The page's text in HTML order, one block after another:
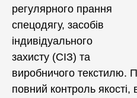
регулярного прання
спецодягу, засобів
індивідуального
захисту (СІЗ) та
виробничого текстилю.
повний контроль якості,